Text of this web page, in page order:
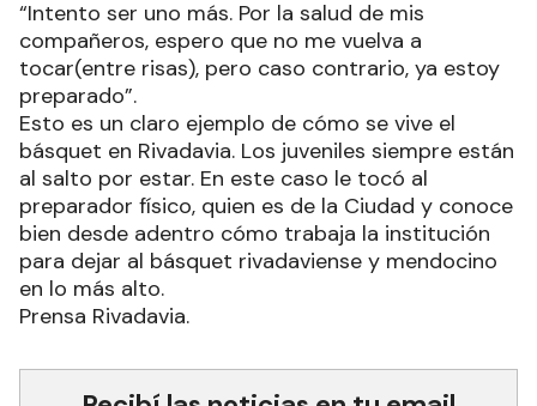
“Intento ser uno más. Por la salud de mis
compañeros, espero que no me vuelva a
tocar(entre risas), pero caso contrario, ya estoy
preparado”.
Esto es un claro ejemplo de cómo se vive el
básquet en Rivadavia. Los juveniles siempre están
al salto por estar. En este caso le tocó al
preparador físico, quien es de la Ciudad y conoce
bien desde adentro cómo trabaja la institución
para dejar al básquet rivadaviense y mendocino
en lo más alto.
Prensa Rivadavia.